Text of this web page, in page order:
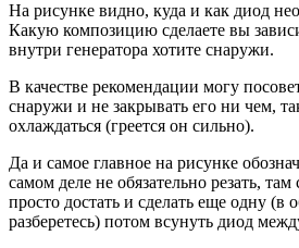
На рисунке видно, куда и как диод
Какую композицию сделаете вы
внутри генератора хотите снаружи.
В качестве рекомендации могу
снаружи и не закрывать его ни чем,
охлаждаться (греется он сильно).
Да и самое главное на рисунке
самом деле не обязательно резать,
просто достать и сделать еще одну (в
разберетесь) потом всунуть диод